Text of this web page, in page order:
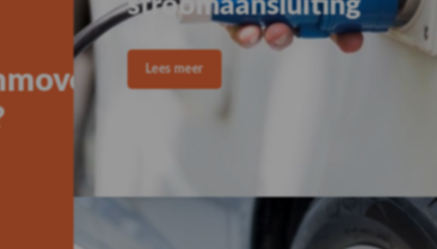
of
(Vereist)